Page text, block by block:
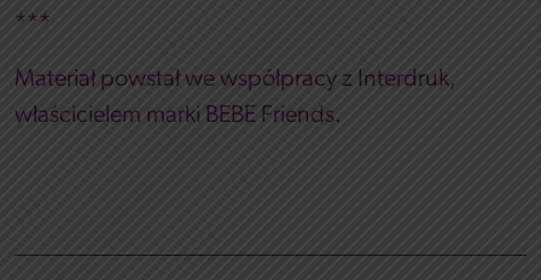
***
Materiał powstał we współpracy z Interdruk,
właścicielem marki BEBE Friends.